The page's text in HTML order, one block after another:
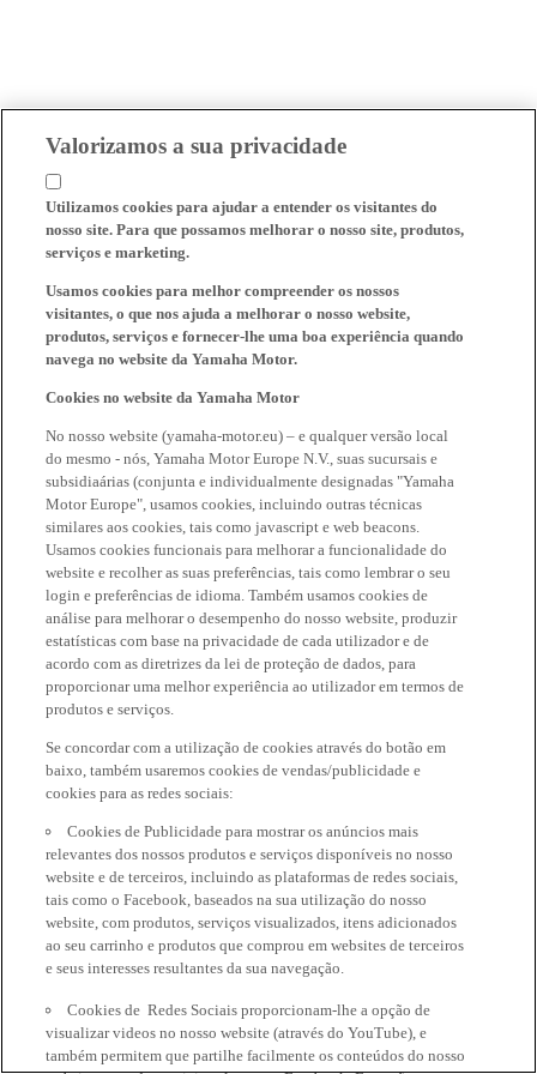
Valorizamos a sua privacidade
Utilizamos cookies para ajudar a entender os visitantes do
nosso site. Para que possamos melhorar o nosso site, produtos,
serviços e marketing.
Usamos cookies para melhor compreender os nossos
visitantes, o que nos ajuda a melhorar o nosso website,
produtos, serviços e fornecer-lhe uma boa experiência quando
navega no website da Yamaha Motor.
Cookies no website da Yamaha Motor
No nosso website (yamaha-motor.eu) – e qualquer versão local
do mesmo - nós, Yamaha Motor Europe N.V., suas sucursais e
subsidiaárias (conjunta e individualmente designadas "Yamaha
Motor Europe", usamos cookies, incluindo outras técnicas
similares aos cookies, tais como javascript e web beacons.
Usamos cookies funcionais para melhorar a funcionalidade do
website e recolher as suas preferências, tais como lembrar o seu
login e preferências de idioma. Também usamos cookies de
análise para melhorar o desempenho do nosso website, produzir
estatísticas com base na privacidade de cada utilizador e de
acordo com as diretrizes da lei de proteção de dados, para
proporcionar uma melhor experiência ao utilizador em termos de
produtos e serviços.
Se concordar com a utilização de cookies através do botão em
baixo, também usaremos cookies de vendas/publicidade e
cookies para as redes sociais:
Cookies de Publicidade para mostrar os anúncios mais
relevantes dos nossos produtos e serviços disponíveis no nosso
website e de terceiros, incluindo as plataformas de redes sociais,
tais como o Facebook, baseados na sua utilização do nosso
website, com produtos, serviços visualizados, itens adicionados
ao seu carrinho e produtos que comprou em websites de terceiros
e seus interesses resultantes da sua navegação.
Cookies de Redes Sociais proporcionam-lhe a opção de
visualizar videos no nosso website (através do YouTube), e
também permitem que partilhe facilmente os conteúdos do nosso